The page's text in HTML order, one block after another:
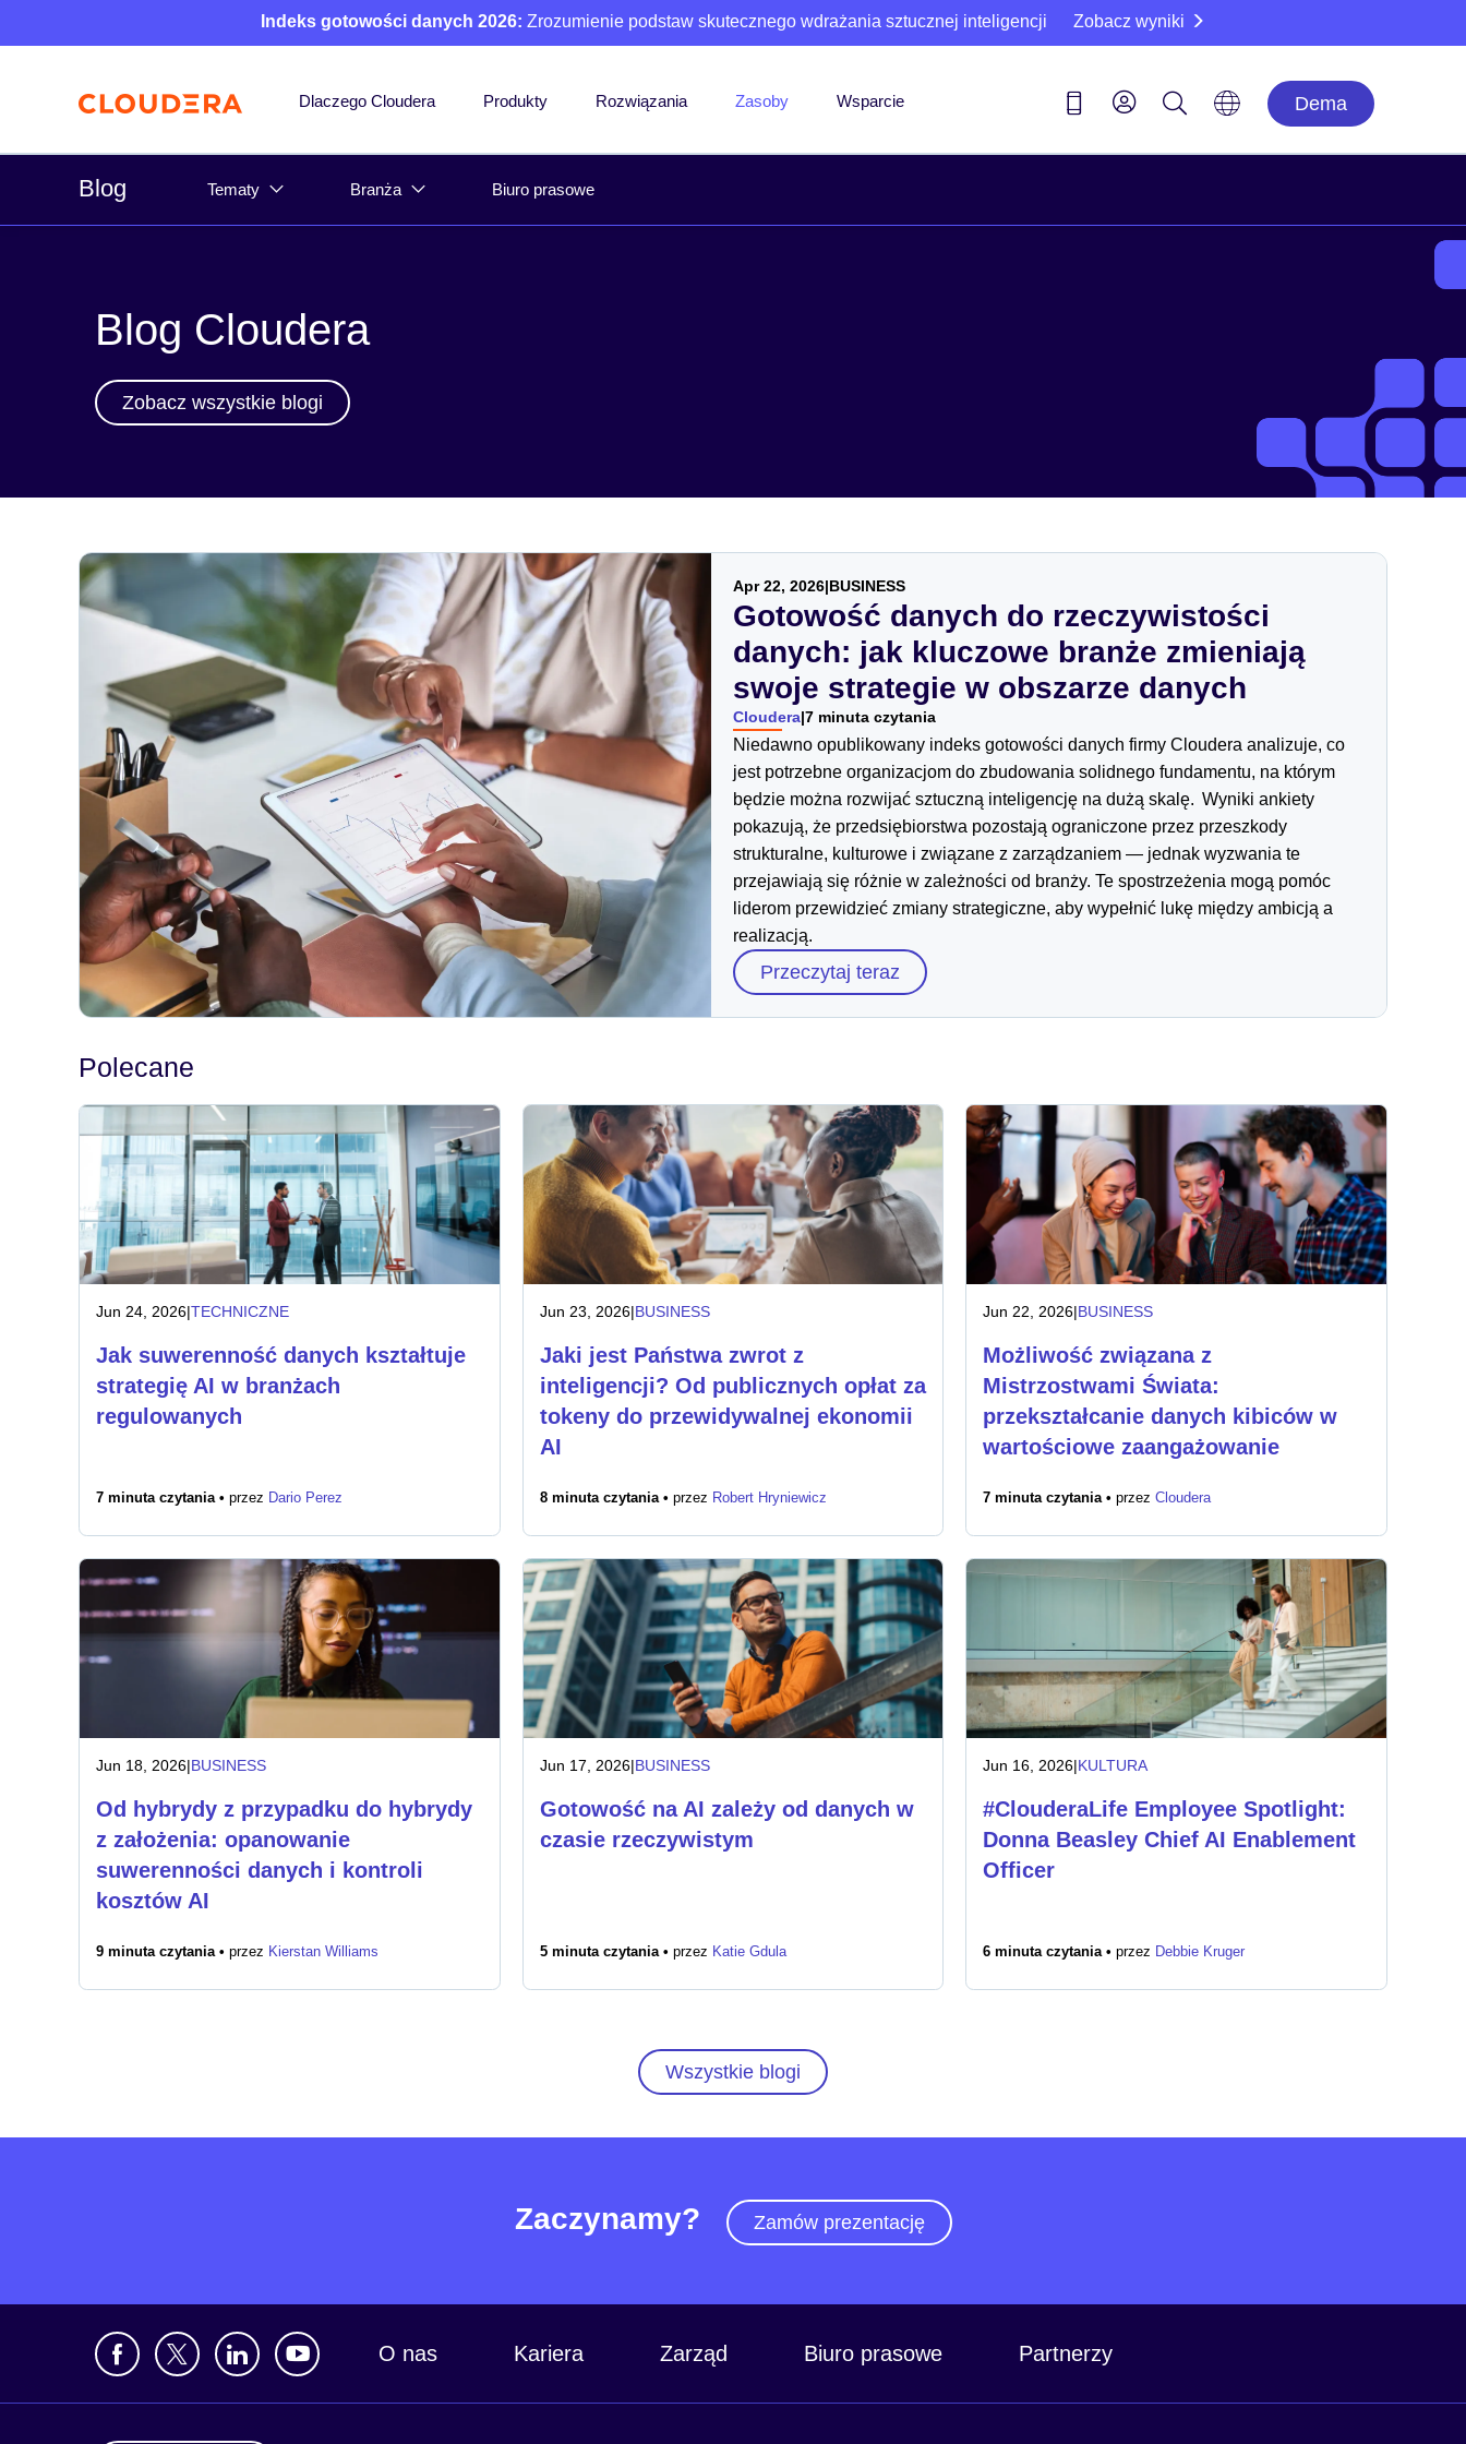
Indeks gotowości danych 2026: Zrozumienie podstaw skutecznego wdrażania sztucznej inteligencji Zobacz wyniki
Dlaczego Cloudera Produkty Rozwiązania Zasoby Wsparcie Dema
Blog Tematy Branża Biuro prasowe
Blog Cloudera
Zobacz wszystkie blogi
Apr 22, 2026|BUSINESS
Gotowość danych do rzeczywistości
danych: jak kluczowe branże zmieniają
swoje strategie w obszarze danych
Cloudera|7 minuta czytania
Niedawno opublikowany indeks gotowości danych firmy Cloudera analizuje, co
jest potrzebne organizacjom do zbudowania solidnego fundamentu, na którym
będzie można rozwijać sztuczną inteligencję na dużą skalę. Wyniki ankiety
pokazują, że przedsiębiorstwa pozostają ograniczone przez przeszkody
strukturalne, kulturowe i związane z zarządzaniem — jednak wyzwania te
przejawiają się różnie w zależności od branży. Te spostrzeżenia mogą pomóc
liderom przewidzieć zmiany strategiczne, aby wypełnić lukę między ambicją a
realizacją.
Przeczytaj teraz
Polecane
Jun 24, 2026|TECHNICZNE
Jak suwerenność danych kształtuje
strategię AI w branżach
regulowanych
7 minuta czytania • przez Dario Perez
Jun 23, 2026|BUSINESS
Jaki jest Państwa zwrot z
inteligencji? Od publicznych opłat za
tokeny do przewidywalnej ekonomii
AI
8 minuta czytania • przez Robert Hryniewicz
Jun 22, 2026|BUSINESS
Możliwość związana z
Mistrzostwami Świata:
przekształcanie danych kibiców w
wartościowe zaangażowanie
7 minuta czytania •przezCloudera
Jun 18, 2026|BUSINESS
Od hybrydy z przypadku do hybrydy
z założenia: opanowanie
suwerenności danych i kontroli
kosztów AI
9 minuta czytania • przez Kierstan Williams
Jun 17, 2026|BUSINESS
Gotowość na AI zależy od danych w
czasie rzeczywistym
5 minuta czytania • przez Katie Gdula
Jun 16, 2026|KULTURA
#ClouderaLife Employee Spotlight:
Donna Beasley Chief AI Enablement
Officer
6 minuta czytania •przez Debbie Kruger
Wszystkie blogi
Zaczynamy? Zamów prezentację
O nas Kariera Zarząd Biuro prasowe Partnerzy